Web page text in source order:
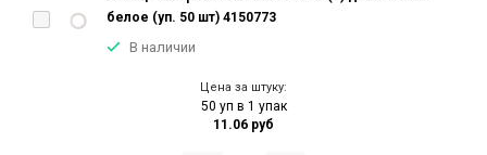
белое (уп. 50 шт) 4150773
В наличии
Цена за штуку:
50 уп в 1 упак
11.06 руб